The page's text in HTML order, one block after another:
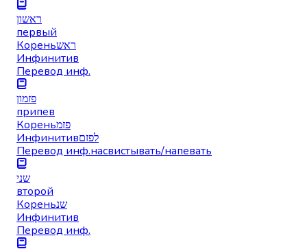
ראשון
первый
Кореньראש
Инфинитив
Перевод инф.
פזמון
припев
Кореньפזמ
Инфинитивלפזם
Перевод инф.насвистывать/напевать
שני
второй
Кореньשנ
Инфинитив
Перевод инф.